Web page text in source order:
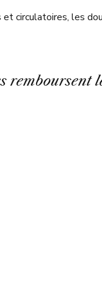
circulatoires, les